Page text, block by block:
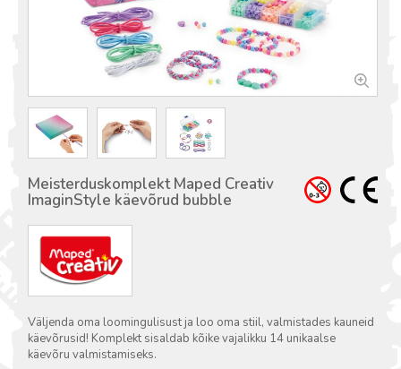
Meisterduskomplekt Maped Creativ
ImaginStyle käevõrud bubble
Väljenda oma loomingulisust ja loo oma stiil, valmistades kauneid
käevõrusid! Komplekt sisaldab kõike vajalikku 14 unikaalse
käevõru valmistamiseks.